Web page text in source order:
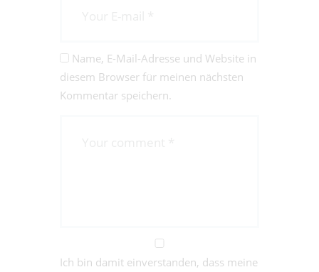
Name, E-Mail-Adresse und Website in
diesem Browser für meinen nächsten
Kommentar speichern.
Ich bin damit einverstanden, dass meine